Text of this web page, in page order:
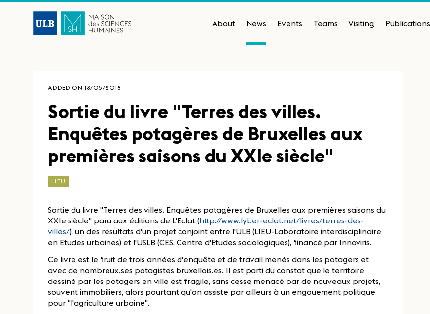
About News Events Teams Visiting Publications
ADDED ON 18/05/2018
Sortie du livre "Terres des villes.
Enquêtes potagères de Bruxelles aux
premières saisons du XXIe siècle"
LIEU
Sortie du livre "Terres des villes. Enquêtes potagères de Bruxelles aux premières saisons du
XXIe siècle" paru aux éditions de L'Eclat (http://www.lyber-eclat.net/livres/terres-des-
villes/), un des résultats d'un projet conjoint entre l'ULB (LIEU-Laboratoire interdisciplinaire
en Etudes urbaines) et l'USLB (CES, Centre d'Etudes sociologiques), financé par Innoviris.
Ce livre est le fruit de trois années d'enquête et de travail menés dans les potagers et
avec de nombreux.ses potagistes bruxellois.es. Il est parti du constat que le territoire
dessiné par les potagers en ville est fragile, sans cesse menacé par de nouveaux projets,
souvent immobiliers, alors pourtant qu'on assiste par ailleurs à un engouement politique
pour "l'agriculture urbaine".